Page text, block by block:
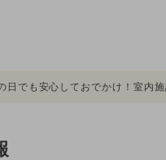
日でも安心しておでかけ！室内